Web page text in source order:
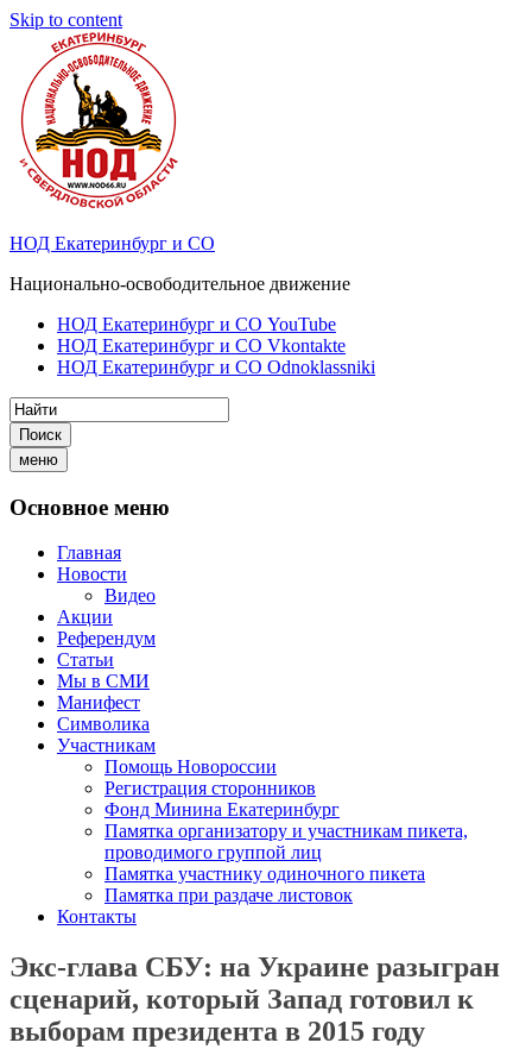
Skip to content
НОД Екатеринбург и СО
Национально-освободительное движение
НОД Екатеринбург и СО YouTube
НОД Екатеринбург и СО Vkontakte
НОД Екатеринбург и СО Odnoklassniki
Поиск
меню
Основное меню
Главная
Новости
Видео
Акции
Референдум
Статьи
Мы в СМИ
Манифест
Символика
Участникам
Помощь Новороссии
Регистрация сторонников
Фонд Минина Екатеринбург
Памятка организатору и участникам пикета,
проводимого группой лиц
Памятка участнику одиночного пикета
Памятка при раздаче листовок
Контакты
Экс-глава СБУ: на Украине разыгран
сценарий, который Запад готовил к
выборам президента в 2015 году